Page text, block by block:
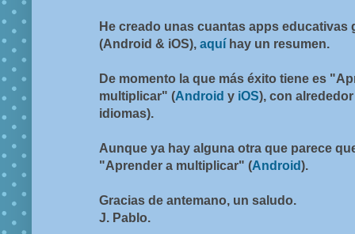
He creado unas cuantas apps educativas
(Android & iOS), aquí hay un resumen.
De momento la que más éxito tiene es
multiplicar" (Android y iOS), con
idiomas).
Aunque ya hay alguna otra que parece
"Aprender a multiplicar" (Android).
Gracias de antemano, un saludo.
J. Pablo.